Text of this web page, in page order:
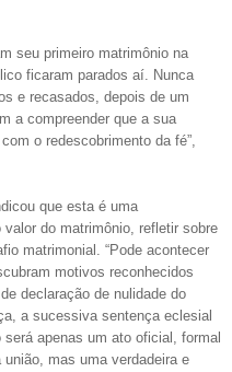
seu primeiro matrimônio na
ficaram parados aí. Nunca
e recasados, depois de um
a compreender que a sua
o redescobrimento da fé”,
que esta é uma
do matrimônio, refletir sobre
matrimonial. “Pode acontecer
motivos reconhecidos
declaração de nulidade do
a sucessiva sentença eclesial
apenas um ato oficial, formal
mas uma verdadeira e